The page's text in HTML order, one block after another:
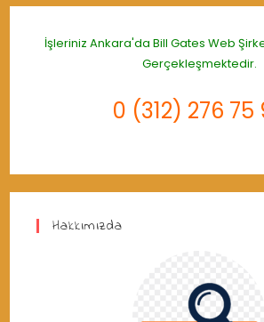
İşleriniz Ankara'da Bill Gates Web
Gerçekleşmektedir.
0 (312) 276 75
Hakkımızda